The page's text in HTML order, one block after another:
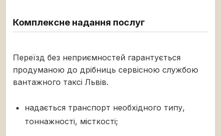
Комплексне надання послуг
Переїзд без неприємностей гарантується
продуманою до дрібниць сервісною службою
вантажного таксі Львів.
надається транспорт необхідного типу,
тоннажності, місткості;